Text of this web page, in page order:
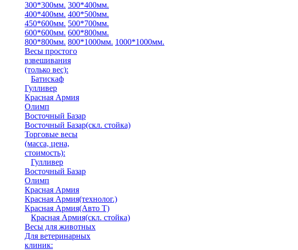
300*300мм. 300*400мм.
400*400мм. 400*500мм.
450*600мм. 500*700мм.
600*600мм. 600*800мм.
800*800мм. 800*1000мм. 1000*1000мм.
Весы простого
взвешивания
(только вес):
Батискаф
Гулливер
Красная Армия
Олимп
Восточный Базар
Восточный Базар(скл. стойка)
Торговые весы
(масса, цена,
стоимость):
Гулливер
Восточный Базар
Олимп
Красная Армия
Красная Армия(технолог.)
Красная Армия(Авто Т)
Красная Армия(скл. стойка)
Весы для животных
Для ветеринарных
клиник: